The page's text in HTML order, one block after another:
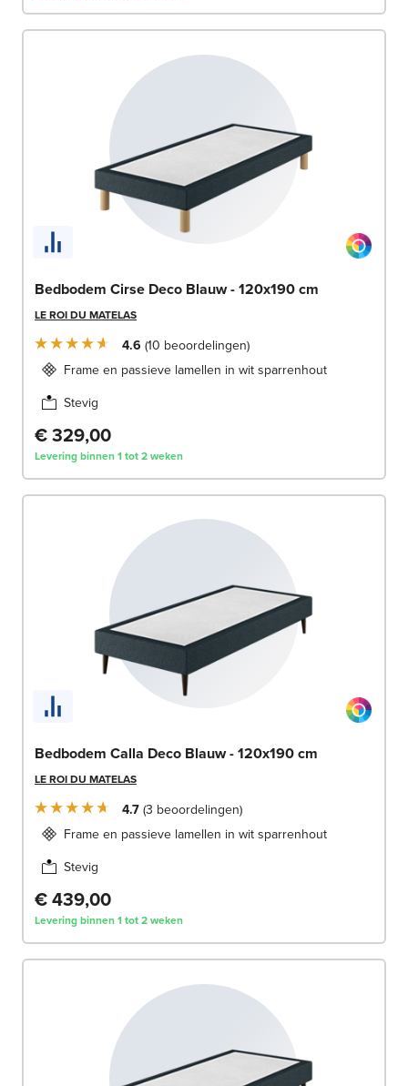
Bedbodem Cirse Deco Blauw - 120x190 cm
LE ROI DU MATELAS
4.6 10 beoordelingen
Frame en passieve lamellen in wit sparrenhout
Stevig
€ 329,00
Levering binnen 1 tot 2 weken
Bedbodem Calla Deco Blauw - 120x190 cm
LE ROI DU MATELAS
4.7 3 beoordelingen
Frame en passieve lamellen in wit sparrenhout
Stevig
€ 439,00
Levering binnen 1 tot 2 weken